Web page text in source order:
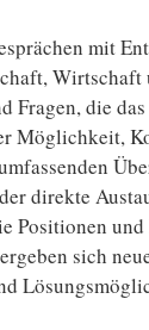
mit
Fragen, die
Möglichkeit,
direkte
Positionen
sich